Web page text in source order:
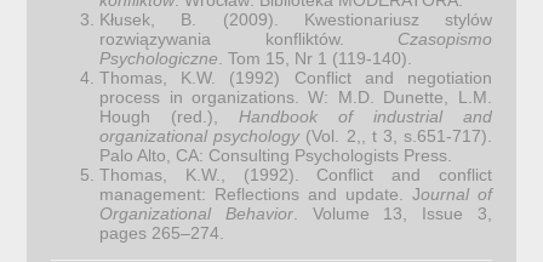
Kłusek, B. (2009). Kwestionariusz stylów
rozwiązywania konfliktów. Czasopismo
Psychologiczne . Tom 15, Nr 1 (119-140).
Thomas, K.W. (1992) Conflict and negotiation
process in organizations. W: M.D. Dunette, L.M.
Hough (red.), Handbook of industrial and
organizational psychology (Vol. 2,, t 3, s.651-717).
Palo Alto, CA: Consulting Psychologists Press.
Thomas, K.W., (1992). Conflict and conflict
management: Reflections and update. Journal of
Organizational Behavior . Volume 13, Issue 3,
pages 265–274.